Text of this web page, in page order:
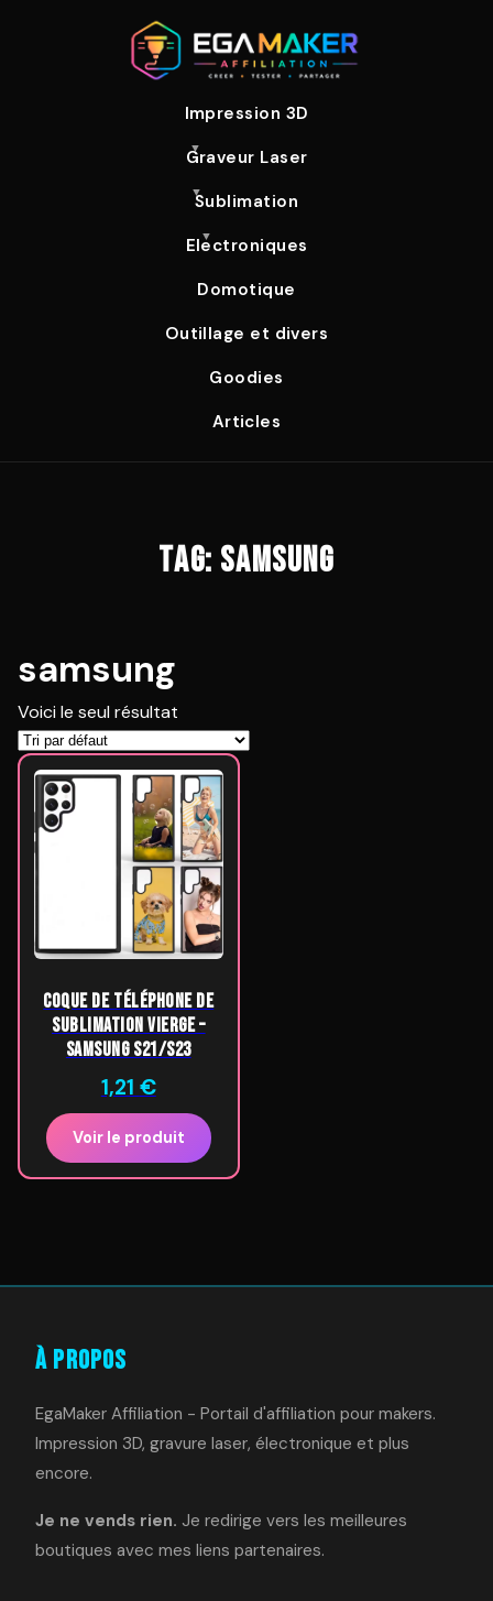
Impression 3D
Graveur Laser
Sublimation
Electroniques
Domotique
Outillage et divers
Goodies
Articles
TAG: SAMSUNG
samsung
Voici le seul résultat
Coque de téléphone de
sublimation vierge –
Samsung S21/S23
1,21 €
Voir le produit
À Propos
EgaMaker Affiliation - Portail d'affiliation pour makers.
Impression 3D, gravure laser, électronique et plus
encore.
Je ne vends rien. Je redirige vers les meilleures
boutiques avec mes liens partenaires.